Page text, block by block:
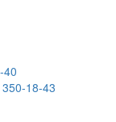
40
18-43